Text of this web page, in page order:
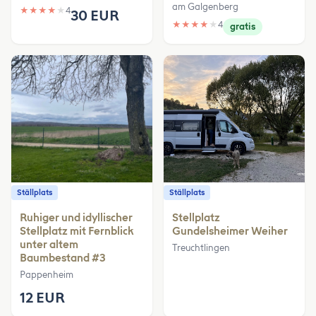
★ ★ ★ ★ ★ 430 EUR
am Galgenberg
★ ★ ★ ★ ★ 4 gratis
Ställplats
Ruhiger und idyllischer
Stellplatz mit Fernblick
unter altem
Baumbestand #3
Pappenheim
12 EUR
Ställplats
Stellplatz
Gundelsheimer Weiher
Treuchtlingen